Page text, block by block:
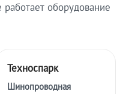
оборудование
Техноспарк
Шинопроводная